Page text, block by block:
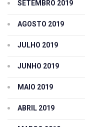
SETEMBRO 2019
AGOSTO 2019
JULHO 2019
JUNHO 2019
MAIO 2019
ABRIL 2019